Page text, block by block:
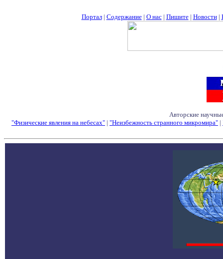
Портал| Содержание| О нас| Пишите| Новости|
Авторские
"Физические явления на небесах" | "Неизбежность странного микромира" |